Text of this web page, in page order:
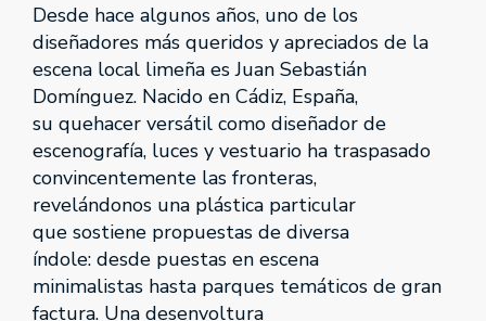
Desde hace algunos años, uno de los
diseñadores más queridos y apreciados de la
escena local limeña es Juan Sebastián
Domínguez. Nacido en Cádiz, España,
su quehacer versátil como diseñador de
escenografía, luces y vestuario ha traspasado
convincentemente las fronteras,
revelándonos una plástica particular
que sostiene propuestas de diversa
índole: desde puestas en escena
minimalistas hasta parques temáticos de gran
factura. Una desenvoltura